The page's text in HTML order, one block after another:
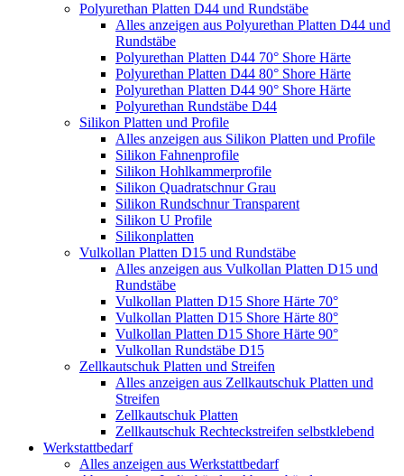
Polyurethan Platten D44 und Rundstäbe
Alles anzeigen aus Polyurethan Platten D44 und
Rundstäbe
Polyurethan Platten D44 70° Shore Härte
Polyurethan Platten D44 80° Shore Härte
Polyurethan Platten D44 90° Shore Härte
Polyurethan Rundstäbe D44
Silikon Platten und Profile
Alles anzeigen aus Silikon Platten und Profile
Silikon Fahnenprofile
Silikon Hohlkammerprofile
Silikon Quadratschnur Grau
Silikon Rundschnur Transparent
Silikon U Profile
Silikonplatten
Vulkollan Platten D15 und Rundstäbe
Alles anzeigen aus Vulkollan Platten D15 und
Rundstäbe
Vulkollan Platten D15 Shore Härte 70°
Vulkollan Platten D15 Shore Härte 80°
Vulkollan Platten D15 Shore Härte 90°
Vulkollan Rundstäbe D15
Zellkautschuk Platten und Streifen
Alles anzeigen aus Zellkautschuk Platten und
Streifen
Zellkautschuk Platten
Zellkautschuk Rechteckstreifen selbstklebend
Werkstattbedarf
Alles anzeigen aus Werkstattbedarf